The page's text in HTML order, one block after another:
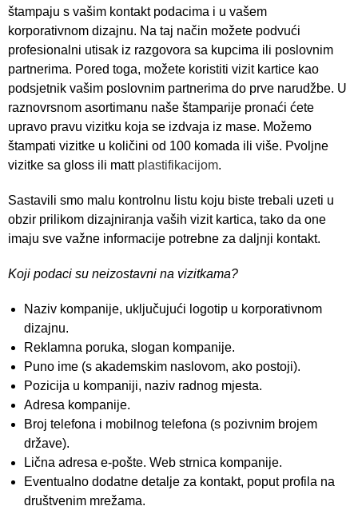
štampaju s vašim kontakt podacima i u vašem
korporativnom dizajnu. Na taj način možete podvući
profesionalni utisak iz razgovora sa kupcima ili poslovnim
partnerima. Pored toga, možete koristiti vizit kartice kao
podsjetnik vašim poslovnim partnerima do prve narudžbe. U
raznovrsnom asortimanu naše štamparije pronaći ćete
upravo pravu vizitku koja se izdvaja iz mase. Možemo
štampati vizitke u količini od 100 komada ili više. Pvoljne
vizitke sa gloss ili matt plastifikacijom.
Sastavili smo malu kontrolnu listu koju biste trebali uzeti u
obzir prilikom dizajniranja vaših vizit kartica, tako da one
imaju sve važne informacije potrebne za daljnji kontakt.
Koji podaci su neizostavni na vizitkama?
Naziv kompanije, uključujući logotip u korporativnom
dizajnu.
Reklamna poruka, slogan kompanije.
Puno ime (s akademskim naslovom, ako postoji).
Pozicija u kompaniji, naziv radnog mjesta.
Adresa kompanije.
Broj telefona i mobilnog telefona (s pozivnim brojem
države).
Lična adresa e-pošte. Web strnica kompanije.
Eventualno dodatne detalje za kontakt, poput profila na
društvenim mrežama.